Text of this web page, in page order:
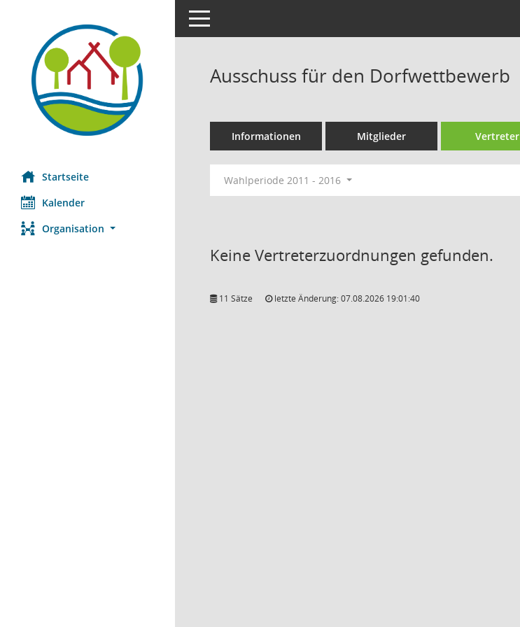
Startseite
Kalender
Organisation
Toggle navigation
Ausschuss für den Dorfwettbewerb
Informationen Mitglieder Vertreter
Wahlperiode 2011 - 2016
Keine Vertreterzuordnungen gefunden.
11 Sätze letzte Änderung: 07.08.2026 19:01:40